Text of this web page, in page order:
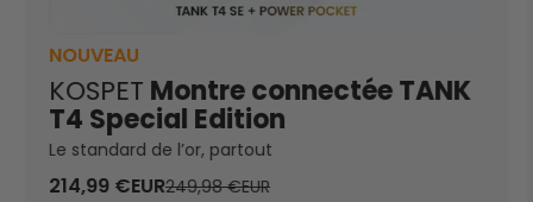
NOUVEAU
KOSPET Montre connectée TANK
T4 Special Edition
Le standard de l’or, partout
214,99 €EUR249,98 €EUR